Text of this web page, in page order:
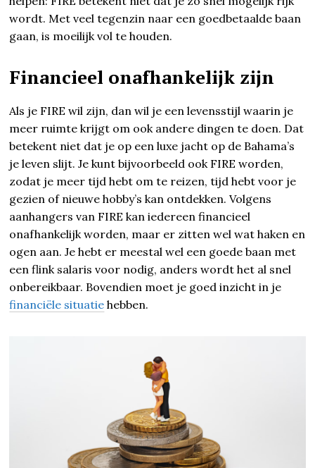
wordt. Met veel tegenzin naar een goedbetaalde baan
gaan, is moeilijk vol te houden.
Financieel onafhankelijk zijn
Als je FIRE wil zijn, dan wil je een levensstijl waarin je
meer ruimte krijgt om ook andere dingen te doen. Dat
betekent niet dat je op een luxe jacht op de Bahama’s
je leven slijt. Je kunt bijvoorbeeld ook FIRE worden,
zodat je meer tijd hebt om te reizen, tijd hebt voor je
gezien of nieuwe hobby’s kan ontdekken. Volgens
aanhangers van FIRE kan iedereen financieel
onafhankelijk worden, maar er zitten wel wat haken en
ogen aan. Je hebt er meestal wel een goede baan met
een flink salaris voor nodig, anders wordt het al snel
onbereikbaar. Bovendien moet je goed inzicht in je
financiële situatie hebben.